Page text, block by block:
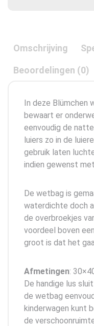
Omschrijving
Beoordelingen (0)
In deze Blümchen
bewaart er
eenvoudig de
luiers zo in de
gebruik laten
indien gewenst
De wetbag is
waterdichte doch
de overbroekjes
voordeel boven
groot is dat het
Afmetingen:
De handige lus
de wetbag
kinderwagen kunt
de